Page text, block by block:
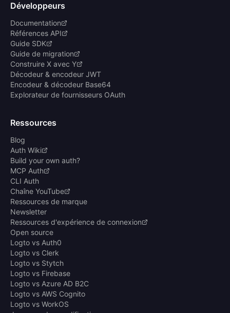
Développeurs
Documentation
Références API
Guide SDK
Guide de migration
Construire X avec Y
Décodeur & encodeur JWT
Encodeur & décodeur Base64
Explorateur de fournisseurs OAuth
Ressources
Blog
Auth Wiki
Build your own auth?
MCP Auth
CLI Auth
Chaîne YouTube
Ressources de marque
Newsletter
Ressources d'expérience de connexion
Open source
Logto vs Auth0
Logto vs Clerk
Logto vs Stytch
Logto vs Firebase
Logto vs Azure AD B2C
Logto vs AWS Cognito
Logto vs WorkOS